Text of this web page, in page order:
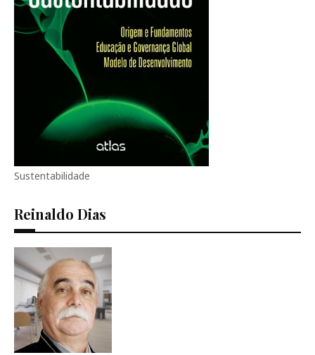
Sustentabilidade
Reinaldo Dias